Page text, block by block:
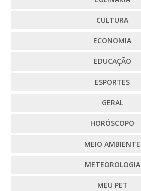
CULTURA
ECONOMIA
EDUCAÇÃO
ESPORTES
GERAL
HORÓSCOPO
MEIO AMBIENTE
METEOROLOGIA
MEU PET